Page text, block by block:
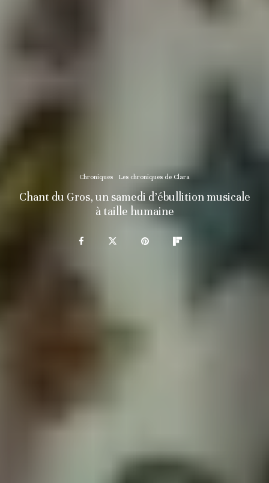
Chroniques Les chroniques de Clara
Chant du Gros, un samedi d’ébullition musicale
à taille humaine